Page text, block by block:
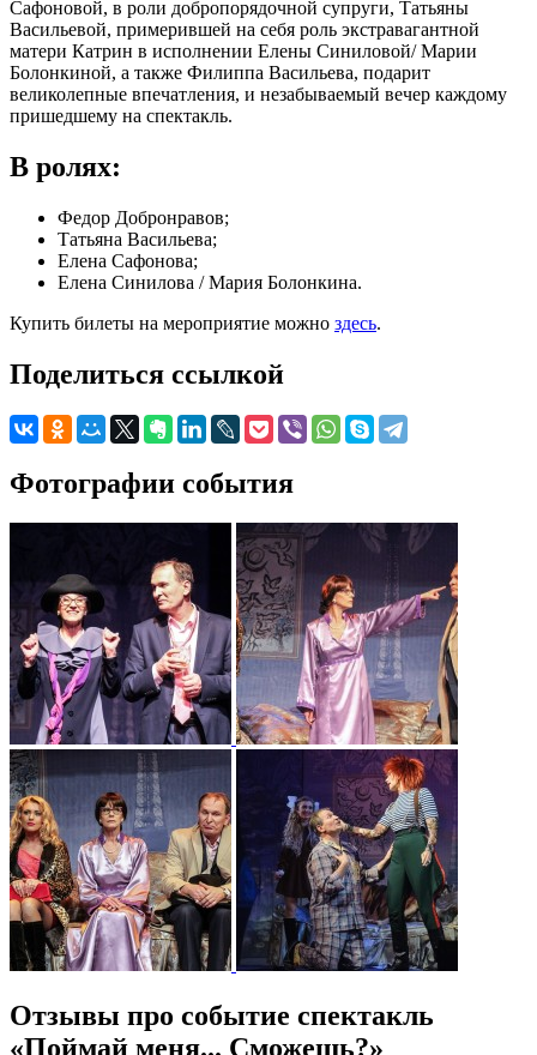
Сафоновой, в роли добропорядочной супруги, Татьяны
Васильевой, примерившей на себя роль экстравагантной
матери Катрин в исполнении Елены Синиловой/ Марии
Болонкиной, а также Филиппа Васильева, подарит
великолепные впечатления, и незабываемый вечер каждому
пришедшему на спектакль.
В ролях:
Федор Добронравов;
Татьяна Васильева;
Елена Сафонова;
Елена Синилова / Мария Болонкина.
Купить билеты на мероприятие можно здесь.
Поделиться ссылкой
Фотографии события
Отзывы про событие спектакль
«Поймай меня... Сможешь?»